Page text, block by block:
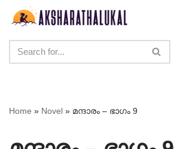
content
Home » Novel » മന്ദാരം – ഭാഗം 9